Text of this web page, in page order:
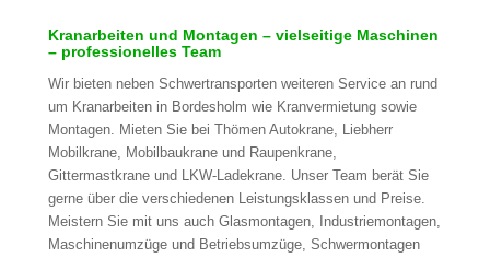
Kranarbeiten und Montagen – vielseitige Maschinen
– professionelles Team
Wir bieten neben Schwertransporten weiteren Service an rund
um Kranarbeiten in Bordesholm wie Kranvermietung sowie
Montagen. Mieten Sie bei Thömen Autokrane, Liebherr
Mobilkrane, Mobilbaukrane und Raupenkrane,
Gittermastkrane und LKW-Ladekrane. Unser Team berät Sie
gerne über die verschiedenen Leistungsklassen und Preise.
Meistern Sie mit uns auch Glasmontagen, Industriemontagen,
Maschinenumzüge und Betriebsumzüge, Schwermontagen